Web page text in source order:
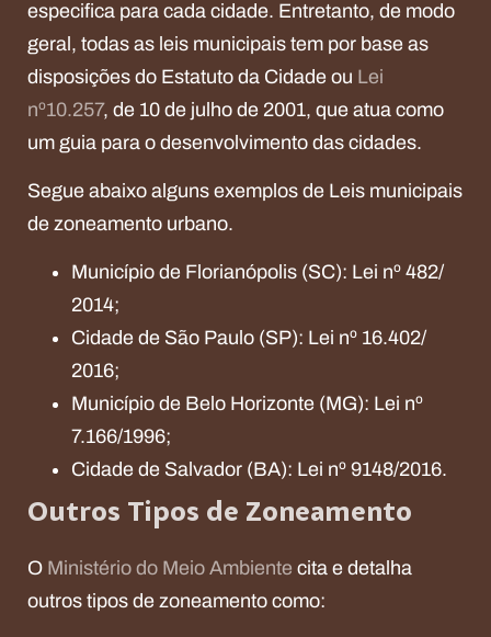
especifica para cada cidade. Entretanto, de modo
geral, todas as leis municipais tem por base as
disposições do Estatuto da Cidade ou Lei
nº10.257, de 10 de julho de 2001, que atua como
um guia para o desenvolvimento das cidades.
Segue abaixo alguns exemplos de Leis municipais
de zoneamento urbano.
Município de Florianópolis (SC): Lei nº 482/
2014;
Cidade de São Paulo (SP): Lei nº 16.402/
2016;
Município de Belo Horizonte (MG): Lei nº
7.166/1996;
Cidade de Salvador (BA): Lei nº 9148/2016.
Outros Tipos de Zoneamento
O Ministério do Meio Ambiente cita e detalha
outros tipos de zoneamento como: